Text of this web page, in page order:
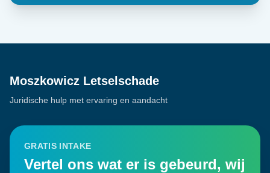
Moszkowicz Letselschade
Juridische hulp met ervaring en aandacht
GRATIS INTAKE
Vertel ons wat er is gebeurd, wij